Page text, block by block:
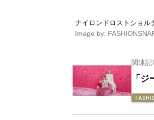
ナイロンドロストショル
Image by:
関連記
「